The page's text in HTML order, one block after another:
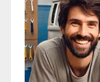
Pedreiro,
profissional
relacionado à
Acontece que